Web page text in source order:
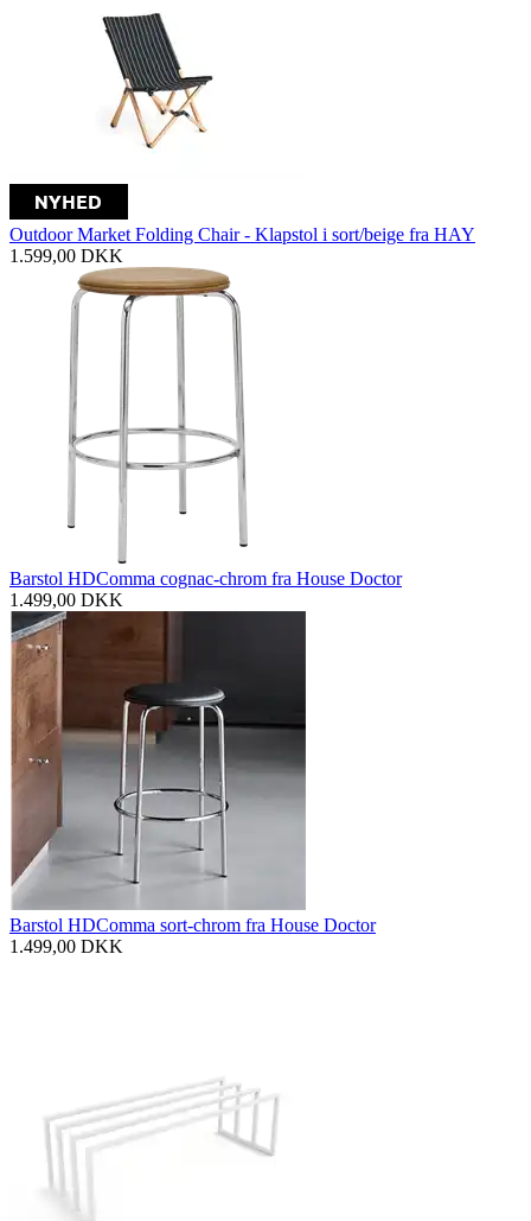
Outdoor Market Folding Chair - Klapstol i sort/beige fra HAY
1.599,00 DKK
Barstol HDComma cognac-chrom fra House Doctor
1.499,00 DKK
Barstol HDComma sort-chrom fra House Doctor
1.499,00 DKK